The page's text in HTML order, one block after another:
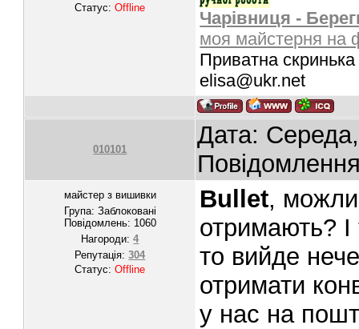
Статус:Offline
Чарівниця -
моя майстерня на
Приватна
elisa@ukr.net
010101
Дата:
майстер з вишивки
Група: Заблоковані
Повідомлень: 1060
Нагороди:4
Репутація:304
Статус:Offline
Bullet,
отримають? І
то вийде
отримати
у нас на